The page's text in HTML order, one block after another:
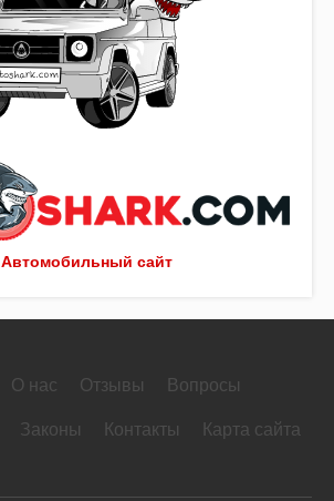
Автомобильный сайт
О нас Отзывы Вопросы
Законы Контакты Карта сайта